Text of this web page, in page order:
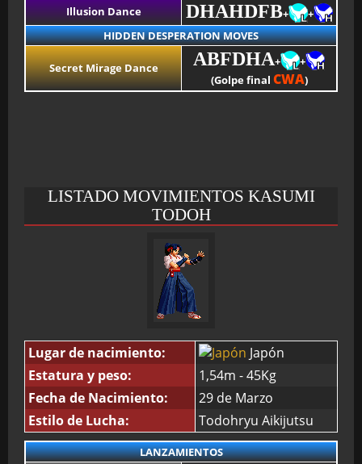
Illusion Dance
DHAHDFB+
+
HIDDEN DESPERATION MOVES
Secret Mirage Dance ABFDHA+
+
(Golpe final CWA)
LISTADO MOVIMIENTOS KASUMI
TODOH
Lugar de nacimiento:
Japón
Estatura y peso:
1,54m - 45Kg
Fecha de Nacimiento:
29 de Marzo
Estilo de Lucha:
Todohryu Aikijutsu
LANZAMIENTOS